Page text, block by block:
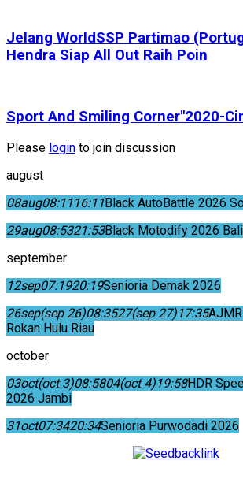
Jelang WorldSSP Partimao
Hendra Siap All Out Raih Poin
Sport And Smiling Corner"2020-
Please login to join discussion
august
08aug08:1116:11Black AutoBattle 2026
29aug08:5321:53Black Motodify 2026 Bali
september
12sep07:1920:19Senioria Demak 2026
26sep(sep 26)08:3527(sep 27)17:35
Rokan Hulu Riau
october
03oct(oct 3)08:5804(oct 4)19:58HDR
2026 Jambi
31oct07:3420:34Senioria Purwodadi 2026